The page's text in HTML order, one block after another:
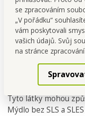
se zpracováním
„V pořádku“
vám poskytovali
vašich údajů. Svůj
na stránce
Bez SLS a SLES
Sodný laurylsulfát
chemické látky
detergent a pěnivá
Tyto látky mohou
Mýdlo bez SLS a